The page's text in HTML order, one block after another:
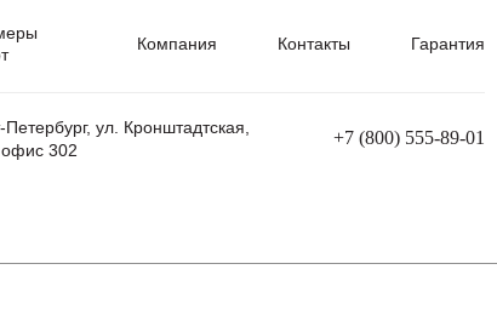
Компания Контакты Гарантия
ул. Кронштадтская,
302
+7 (800) 555-89-01